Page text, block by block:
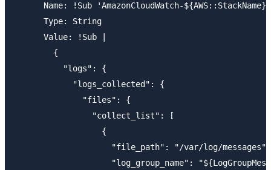
Name: !Sub 'AmazonCloudWatch-
      Type: String
      Value: !Sub |
        {
          "logs": {
            "logs_collected": {
              "files": {
                "collect_list": [
                  {
                    "file_path": "/var/log/messages",
"log_group_name":